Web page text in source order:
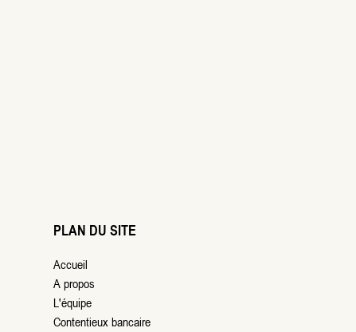
PLAN DU SITE
Accueil
A propos
L'équipe
Contentieux bancaire